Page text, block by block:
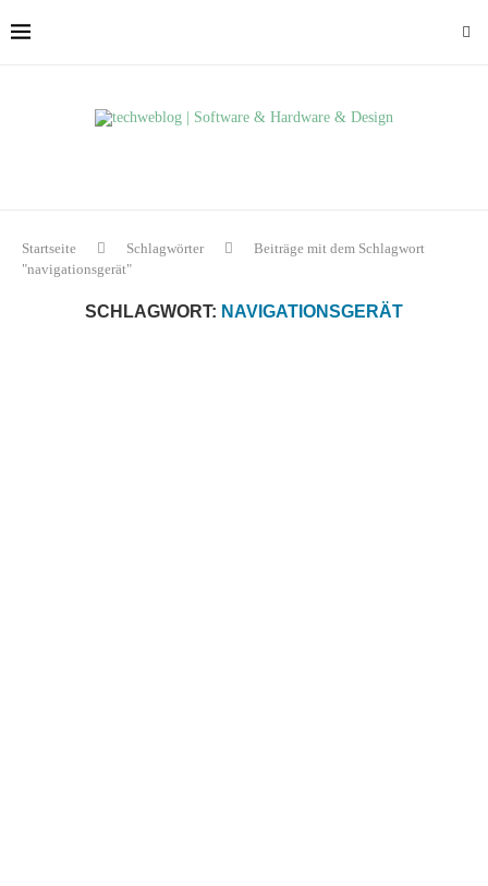
Startseite Schlagwörter
Beiträge mit dem Schlagwort
"navigationsgerät"
SCHLAGWORT: NAVIGATIONSGERÄT